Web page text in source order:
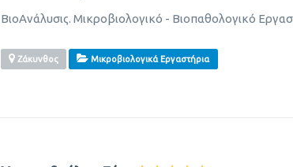
ΒιοAνάλυσις. Μικροβιολογικό - Βιοπαθολογικό
Ζάκυνθος Μικροβιολογικά Εργαστήρια